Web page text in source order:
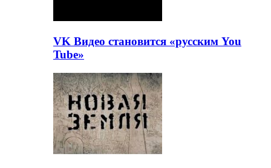
VK Видео становится «русским You
Tube»